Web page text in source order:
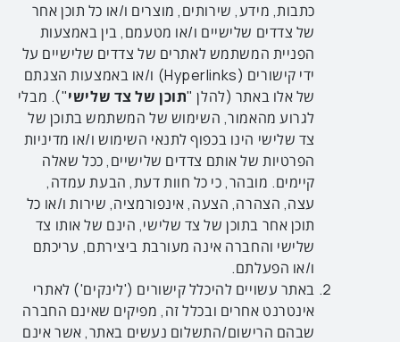
כתבות, מידע, שירותים, מוצרים ו/או כל תוכן אחר
של צדדים שלישיים ו/או מטעמם, בין באמצעות
הפניית המשתמש לאתרים של צדדים שלישיים על
ידי קישורים (Hyperlinks) ו/או באמצעות הצגתם
של אלו באתר (להלן "תוכן של צד שלישי"). מבלי
לגרוע מהאמור, השימוש של המשתמש בתוכן של
צד שלישי הינו בכפוף לתנאי השימוש ו/או מדיניות
הפרטיות של אותם צדדים שלישיים, ככל שאלה
קיימים. מובהר, כי כל חוות דעת, הבעת עמדה,
עצה, הצהרה, הצעה, אינפורמציה, שירות ו/או כל
תוכן אחר בתוכן של צד שלישי, הינם של אותו צד
שלישי והחברה אינה מעורבת ביצירתם, עריכתם
ו/או הפעלתם.
באתר עשויים להיכלל קישורים ('לינקים') לאתרי
אינטרנט אחרים ובכלל זה, מפיקים שאינם החברה
שבהם הרישום/התשלום נעשים באתר, אשר אינם